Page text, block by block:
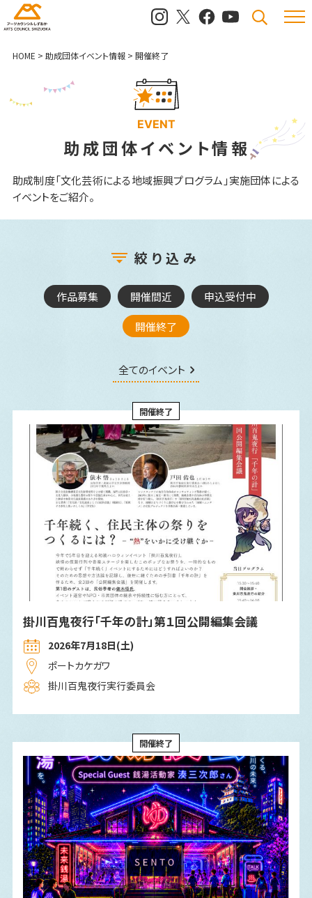
メニュ
検索
HOME > 助成団体イベント情報> 開催終了
EVENT
助成団体イベント情報
助成制度「文化芸術による地域振興プログラム」実施団体による
イベントをご紹介。
絞り込み
作品募集 開催間近 申込受付中
開催終了
全てのイベント
開催終了
掛川百鬼夜行「千年の計」第１回公開編集会議
2026年7⽉18⽇(土)
ポートカケガワ
掛川百鬼夜行実行委員会
開催終了